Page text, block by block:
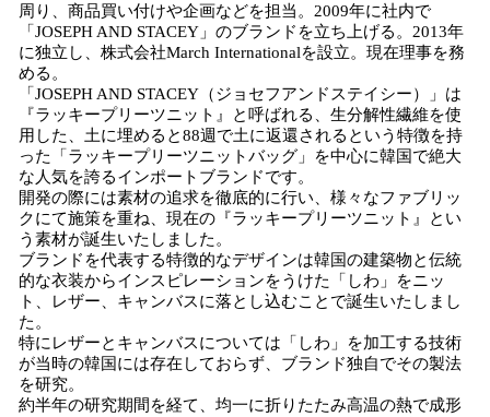
周り、商品買い付けや企画などを担当。2009年に社内で
「JOSEPH AND STACEY」のブランドを立ち上げる。2013年
に独立し、株式会社March Internationalを設立。現在理事を務
める。
「JOSEPH AND STACEY（ジョセフアンドステイシー）」は
『ラッキープリーツニット』と呼ばれる、生分解性繊維を使
用した、土に埋めると88週で土に返還されるという特徴を持
った「ラッキープリーツニットバッグ」を中心に韓国で絶大
な人気を誇るインポートブランドです。
開発の際には素材の追求を徹底的に行い、様々なファブリッ
クにて施策を重ね、現在の『ラッキープリーツニット』とい
う素材が誕生いたしました。
ブランドを代表する特徴的なデザインは韓国の建築物と伝統
的な衣装からインスピレーションをうけた「しわ」をニッ
ト、レザー、キャンバスに落とし込むことで誕生いたしまし
た。
特にレザーとキャンバスについては「しわ」を加工する技術
が当時の韓国には存在しておらず、ブランド独自でその製法
を研究。
約半年の研究期間を経て、均一に折りたたみ高温の熱で成形